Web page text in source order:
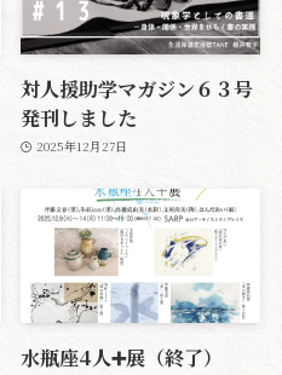
対人援助学マガジン６３号
発刊しました
2025年12月27日
水瓶座4人➕展（終了）